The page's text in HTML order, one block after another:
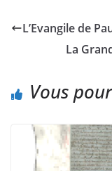
L’Evangile de
La
Vous